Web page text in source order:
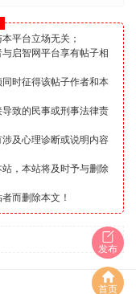
平台立场无关；
启智网平台享有帖子相
时征得该帖子作者和本
致的民事或刑事法律责
及心理诊断或说明内容
，本站将及时予与删除
而删除本文！
发布
首页